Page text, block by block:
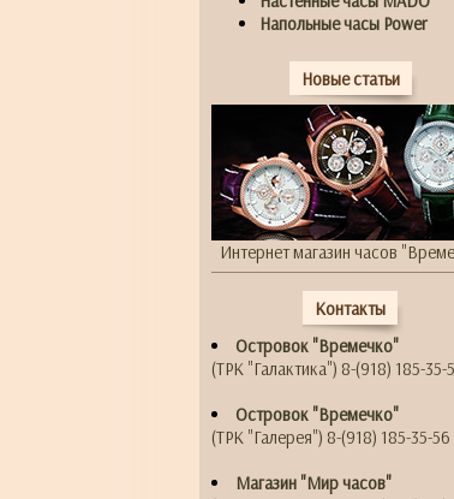
Напольные часы Power
Новые статьи
Интернет магазин часов
Контакты
Островок "Времечко"
(ТРК "Галактика") 8-(918) 185-35-
Островок "Времечко"
(ТРК "Галерея") 8-(918) 185-35-56
Магазин "Мир часов"